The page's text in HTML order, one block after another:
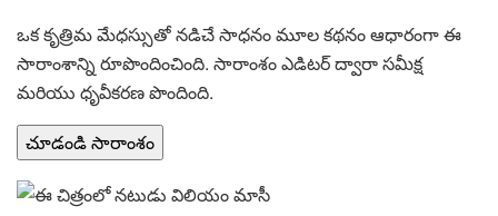
ఒక కృత్రిమ మేధస్సుతో నడిచే సాధనం మూల కథనం ఆధారంగా ఈ
సారాంశాన్ని రూపొందించింది. సారాంశం ఎడిటర్ ద్వారా సమీక్ష
మరియు ధృవీకరణ పొందింది.
చూడండిసారాంశం